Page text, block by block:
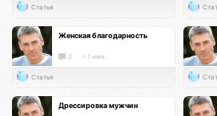
Статья
Женская благодарность
0 < 1 мин.
Статья
Дрессировка мужчин